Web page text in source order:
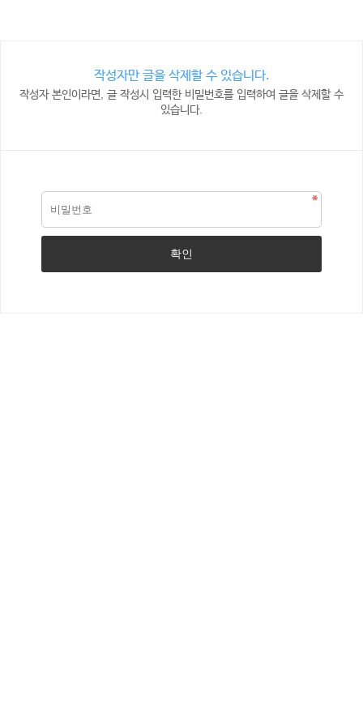
작성자만 글을 삭제할 수 있습니다.
작성자 본인이라면, 글 작성시 입력한 비밀번호를 입력하여 글을 삭제할 수
있습니다.